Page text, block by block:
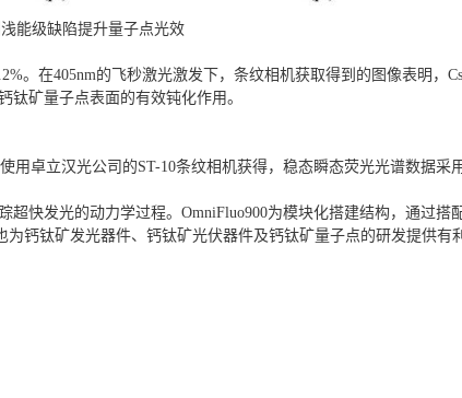
能级缺陷提升量子点光效
。在405nm的飞秒激光激发下，条纹相机获取得到的图像表明，
钛矿量子点表面的有效钝化作用。
卓立汉光公司的ST-10条纹相机获得，稳态瞬态荧光光谱数据采
快发光的动力学过程。OmniFluo900为模块化搭建结构，通过搭
钙钛矿发光器件、钙钛矿光伏器件及钙钛矿量子点的研发提供有